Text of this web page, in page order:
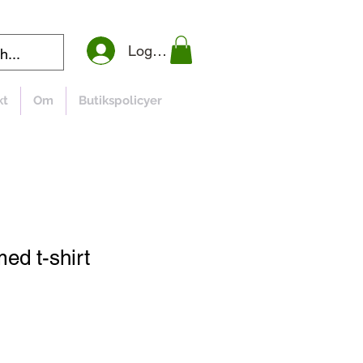
Logga in
Om Butikspolicyer
t-shirt